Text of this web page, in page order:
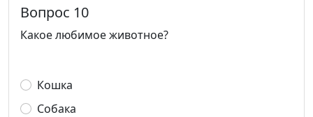
Вопрос 10
Какое любимое животное?
Кошка
Собака